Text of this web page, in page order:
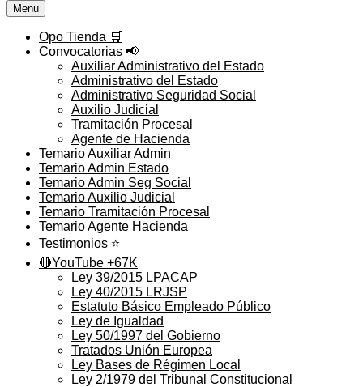
Menu
Opo Tienda 🛒
Convocatorias 📢
Auxiliar Administrativo del Estado
Administrativo del Estado
Administrativo Seguridad Social
Auxilio Judicial
Tramitación Procesal
Agente de Hacienda
Temario Auxiliar Admin
Temario Admin Estado
Temario Admin Seg Social
Temario Auxilio Judicial
Temario Tramitación Procesal
Temario Agente Hacienda
Testimonios ⭐️
🔴YouTube +67K
Ley 39/2015 LPACAP
Ley 40/2015 LRJSP
Estatuto Básico Empleado Público
Ley de Igualdad
Ley 50/1997 del Gobierno
Tratados Unión Europea
Ley Bases de Régimen Local
Ley 2/1979 del Tribunal Constitucional